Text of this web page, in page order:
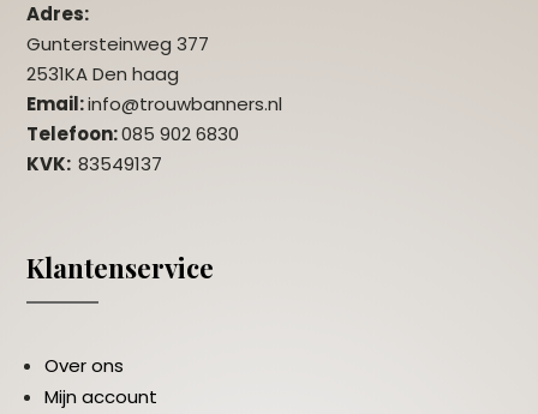
Adres:
Guntersteinweg 377
2531KA Den haag
Email:info@trouwbanners.nl
Telefoon:085 902 6830
KVK:83549137
Klantenservice
Over ons
Mijn account